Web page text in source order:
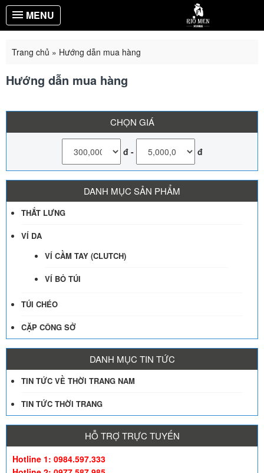
MENU
Trang chủ » Hướng dẫn mua hàng
Hướng dẫn mua hàng
CHỌN GIÁ
đ - đ
DANH MỤC SẢN PHẨM
THẮT LƯNG
VÍ DA
VÍ CẦM TAY (CLUTCH)
VÍ BỎ TÚI
TÚI CHÉO
CẶP CÔNG SỞ
DANH MỤC TIN TỨC
TIN TỨC VỀ THỜI TRANG NAM
TIN TỨC THỜI TRANG
HỖ TRỢ TRỰC TUYẾN
Hotline 1: 0984.597.333